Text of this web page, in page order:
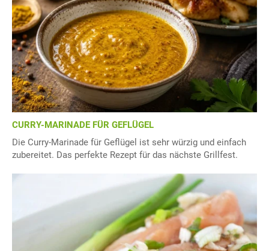
CURRY-MARINADE FÜR GEFLÜGEL
Die Curry-Marinade für Geflügel ist sehr würzig und einfach
zubereitet. Das perfekte Rezept für das nächste Grillfest.